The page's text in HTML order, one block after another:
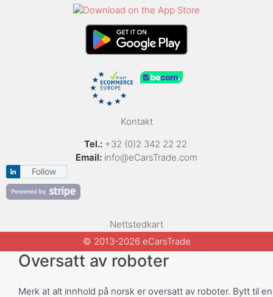
Kontakt
Tel.: +32 (0)2 342 22 22
Email: info@eCarsTrade.com
Follow
Nettstedkart
© 2013-2026 eCarsTrade
Oversatt av roboter
Merk at alt innhold på norsk er oversatt av roboter. Bytt til